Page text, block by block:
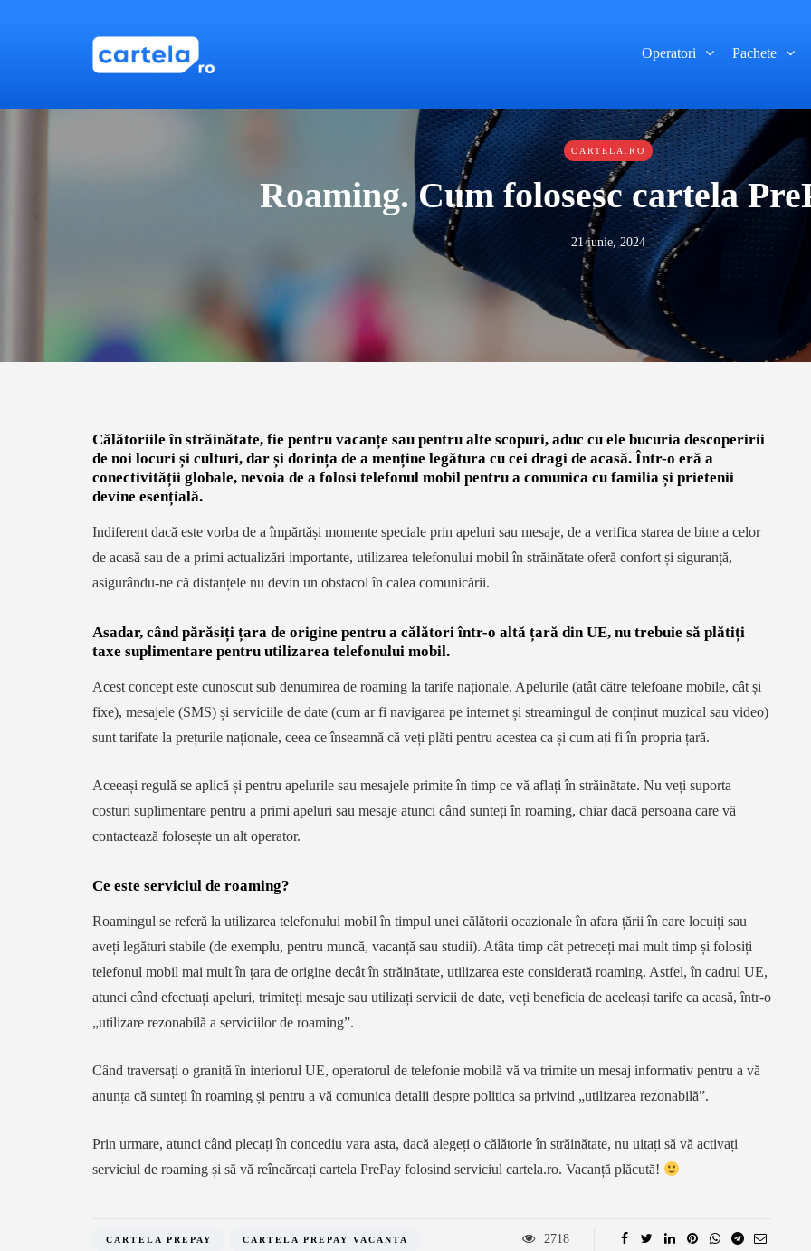
Operatori Pachete
CARTELA.RO
Roaming. Cum folosesc cartela
21 iunie, 2024
Călătoriile în străinătate, fie pentru vacanțe sau pentru alte scopuri, aduc cu ele bucuria descoperirii
de noi locuri și culturi, dar și dorința de a menține legătura cu cei dragi de acasă. Într-o eră a
conectivității globale, nevoia de a folosi telefonul mobil pentru a comunica cu familia și prietenii
devine esențială.
Indiferent dacă este vorba de a împărtăși momente speciale prin apeluri sau mesaje, de a verifica starea de bine a celor
de acasă sau de a primi actualizări importante, utilizarea telefonului mobil în străinătate oferă confort și siguranță,
asigurându-ne că distanțele nu devin un obstacol în calea comunicării.
Asadar, când părăsiți țara de origine pentru a călători într-o altă țară din UE, nu trebuie să plătiți
taxe suplimentare pentru utilizarea telefonului mobil.
Acest concept este cunoscut sub denumirea de roaming la tarife naționale. Apelurile (atât către telefoane mobile, cât și
fixe), mesajele (SMS) și serviciile de date (cum ar fi navigarea pe internet și streamingul de conținut muzical sau video)
sunt tarifate la prețurile naționale, ceea ce înseamnă că veți plăti pentru acestea ca și cum ați fi în propria țară.
Aceeași regulă se aplică și pentru apelurile sau mesajele primite în timp ce vă aflați în străinătate. Nu veți suporta
costuri suplimentare pentru a primi apeluri sau mesaje atunci când sunteți în roaming, chiar dacă persoana care vă
contactează folosește un alt operator.
Ce este serviciul de roaming?
Roamingul se referă la utilizarea telefonului mobil în timpul unei călătorii ocazionale în afara țării în care locuiți sau
aveți legături stabile (de exemplu, pentru muncă, vacanță sau studii). Atâta timp cât petreceți mai mult timp și folosiți
telefonul mobil mai mult în țara de origine decât în străinătate, utilizarea este considerată roaming. Astfel, în cadrul UE,
atunci când efectuați apeluri, trimiteți mesaje sau utilizați servicii de date, veți beneficia de aceleași tarife ca acasă, într-o
„utilizare rezonabilă a serviciilor de roaming”.
Când traversați o graniță în interiorul UE, operatorul de telefonie mobilă vă va trimite un mesaj informativ pentru a vă
anunța că sunteți în roaming și pentru a vă comunica detalii despre politica sa privind „utilizarea rezonabilă”.
Prin urmare, atunci când plecați în concediu vara asta, dacă alegeți o călătorie în străinătate, nu uitați să vă activați
serviciul de roaming și să vă reîncărcați cartela PrePay folosind serviciul cartela.ro. Vacanță plăcută!
CARTELA PREPAY CARTELA PREPAY VACANTA 2718
CARTELA.RO
Codul PUK - Tot ce
Cum aflu numărul meu
de telefon Orange,